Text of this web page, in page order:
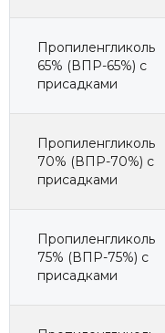
Пропиленгликоль
65% (ВПР-65%) с
присадками
Пропиленгликоль
70% (ВПР-70%) с
присадками
Пропиленгликоль
75% (ВПР-75%) с
присадками